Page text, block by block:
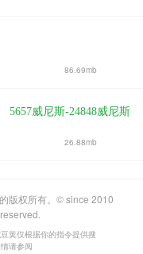
86.69mb
5657威尼斯-24848威尼斯
26.88mb
版权所有。© since 2010
荚仅根据你的指令提供搜
请参阅